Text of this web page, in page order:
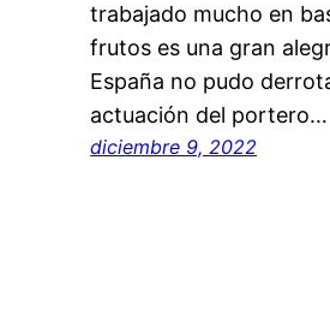
trabajado mucho en
frutos es una gran
España no pudo
actuación del portero…
diciembre 9, 2022